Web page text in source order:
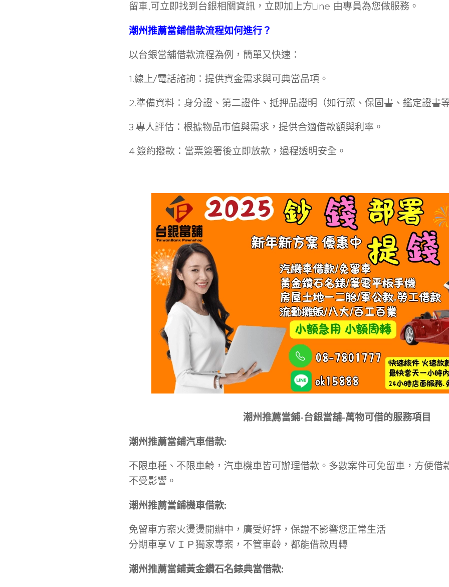
留車,可立即找到台銀相關資訊，立即加上方Line 由專員為您做服務。
潮州推薦當鋪借款流程如何進行 ？
以台銀當舖借款流程為例，簡單又快速：
1.線上/電話諮詢：提供資金需求與可典當品項。
2.準備資料：身分證、第二證件、抵押品證明（如行照、保固書、鑑定證書
3.專人評估：根據物品市值與需求，提供合適借款額與利率。
4.簽約撥款：當票簽署後立即放款，過程透明安全。
潮州推薦當鋪-台銀當舖-萬物可借的服務項目
潮州推薦當鋪汽車借款:
不限車種、不限車齡，汽車機車皆可辦理借款。多數案件可免留車，方便借
不受影響。
潮州推薦當鋪機車借款:
免留車方案火燙燙開辦中，廣受好評，保證不影響您正常生活
分期車享ＶＩＰ獨家專案，不管車齡，都能借款周轉
潮州推薦當鋪黃金鑽石名錶典當借款: